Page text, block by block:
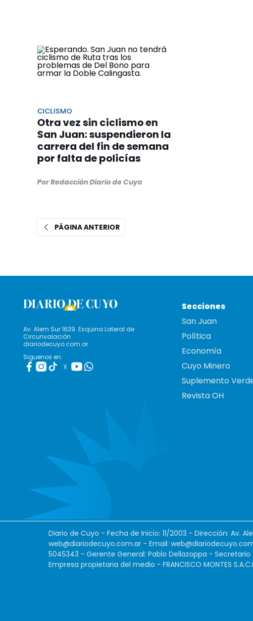
CICLISMO
Otra vez sin ciclismo en
San Juan: suspendieron la
carrera del fin de semana
por falta de policías
Por Redacción Diario de Cuyo
PÁGINA ANTERIOR
Av. Alem Sur 1639. Esquina Lateral de
Circunvalación
diariodecuyo.com.ar
Siguenos en:
X
Secciones
San Juan
Política
Economía
Cuyo Minero
Suplemento
Revista OH
Diario de Cuyo - Fecha de Inicio: 11/2003 - Dirección: Av.
web@diariodecuyo.com.ar - Email:
5045343 - Gerente General: Pablo Dellazoppa -
Empresa propietaria del medio - FRANCISCO MONTES